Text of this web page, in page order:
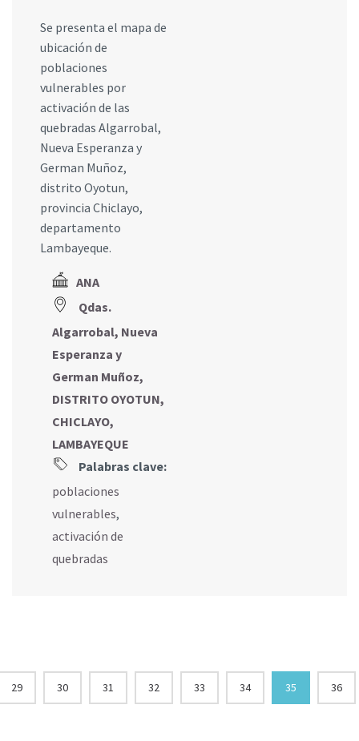
Se presenta el mapa de
ubicación de
poblaciones
vulnerables por
activación de las
quebradas Algarrobal,
Nueva Esperanza y
German Muñoz,
distrito Oyotun,
provincia Chiclayo,
departamento
Lambayeque.
ANA
Qdas.
Algarrobal, Nueva
Esperanza y
German Muñoz,
DISTRITO OYOTUN,
CHICLAYO,
LAMBAYEQUE
Palabras clave:
poblaciones
vulnerables,
activación de
quebradas
29 30 31 32 33 34 35 36